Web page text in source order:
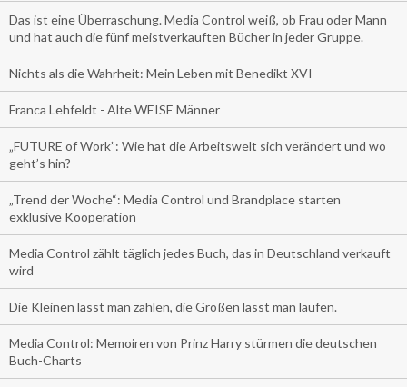
Das ist eine Überraschung. Media Control weiß, ob Frau oder Mann
und hat auch die fünf meistverkauften Bücher in jeder Gruppe.
Nichts als die Wahrheit: Mein Leben mit Benedikt XVI
Franca Lehfeldt - Alte WEISE Männer
„FUTURE of Work”: Wie hat die Arbeitswelt sich verändert und wo
geht’s hin?
„Trend der Woche“: Media Control und Brandplace starten
exklusive Kooperation
Media Control zählt täglich jedes Buch, das in Deutschland verkauft
wird
Die Kleinen lässt man zahlen, die Großen lässt man laufen.
Media Control: Memoiren von Prinz Harry stürmen die deutschen
Buch-Charts